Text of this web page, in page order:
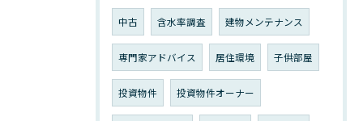
中古 含水率調査 建物メンテナンス
専門家アドバイス 居住環境 子供部屋
投資物件 投資物件オーナー